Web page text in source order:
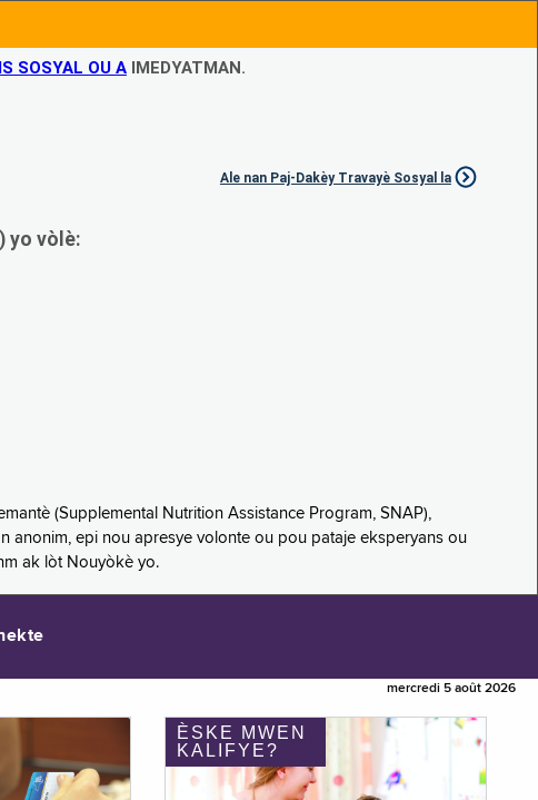
SOSYAL OU A IMEDYATMAN.
Ale nan Paj-Dakèy Travayè Sosyal la
yo vòlè:
(Supplemental Nutrition Assistance Program, SNAP),
anonim, epi nou apresye volonte ou pou pataje eksperyans ou
ak lòt Nouyòkè yo.
mercredi 5 août 2026
ÈSKE MWEN
KALIFYE?